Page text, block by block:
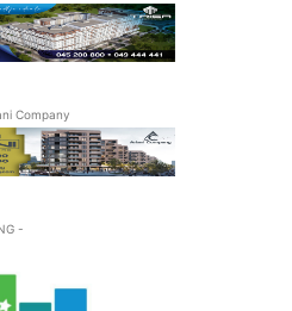
Company
-